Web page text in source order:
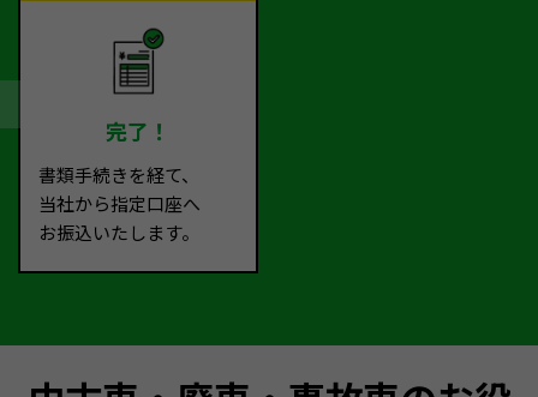
完了！
書類手続きを経て、
当社から指定口座へ
お振込いたします。